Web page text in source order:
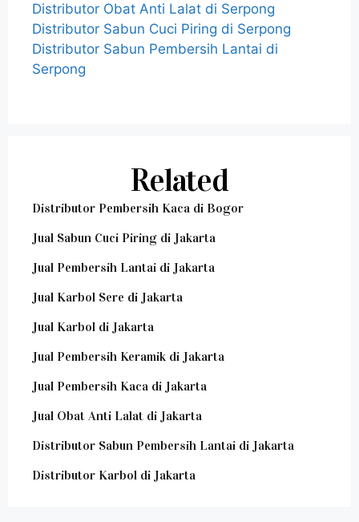
Distributor Obat Anti Lalat di Serpong
Distributor Sabun Cuci Piring di Serpong
Distributor Sabun Pembersih Lantai di
Serpong
Related
Distributor Pembersih Kaca di Bogor
Jual Sabun Cuci Piring di Jakarta
Jual Pembersih Lantai di Jakarta
Jual Karbol Sere di Jakarta
Jual Karbol di Jakarta
Jual Pembersih Keramik di Jakarta
Jual Pembersih Kaca di Jakarta
Jual Obat Anti Lalat di Jakarta
Distributor Sabun Pembersih Lantai di Jakarta
Distributor Karbol di Jakarta